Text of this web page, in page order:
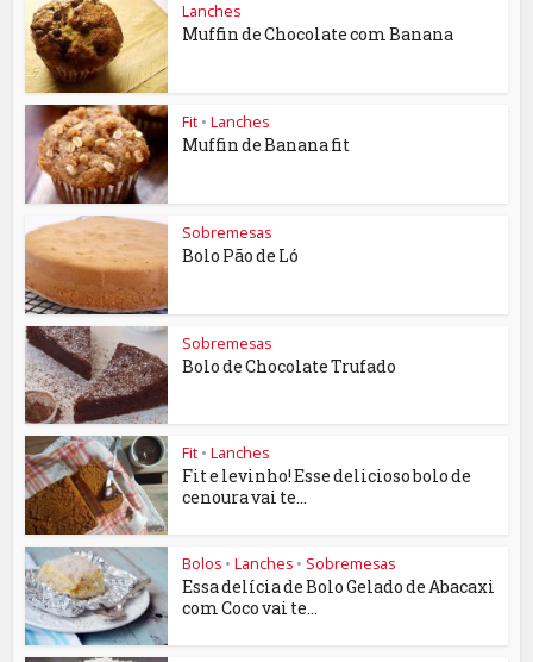
Lanches
Muffin de Chocolate com Banana
Fit • Lanches
Muffin de Banana fit
Sobremesas
Bolo Pão de Ló
Sobremesas
Bolo de Chocolate Trufado
Fit • Lanches
Fit e levinho! Esse delicioso bolo de
cenoura vai te...
Bolos • Lanches • Sobremesas
Essa delícia de Bolo Gelado de Abacaxi
com Coco vai te...